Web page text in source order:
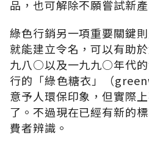
品，也可解除不願嘗試新
綠色行銷另一項重要關鍵
就能建立令名，可以有助
九八○以及一九九○年代的
行的「綠色糖衣」（
意予人環保印象，但實際
了。不過現在已經有新的
費者辨識。